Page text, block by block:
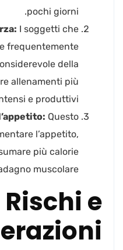
pochi giorni.
I soggetti che
frequentemente
della
allenamenti più
e produttivi.
Questo
l’appetito,
più calorie
muscolare.
Rischi e